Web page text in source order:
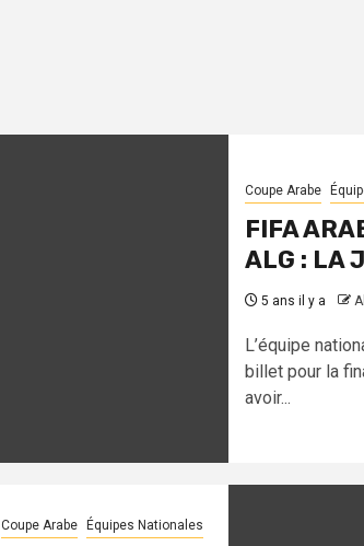
Coupe Arabe
FIFA
ALG : LA
5 ans il y a
L’équipe
billet pour la
avoir...
Coupe Arabe Équipes Nationales